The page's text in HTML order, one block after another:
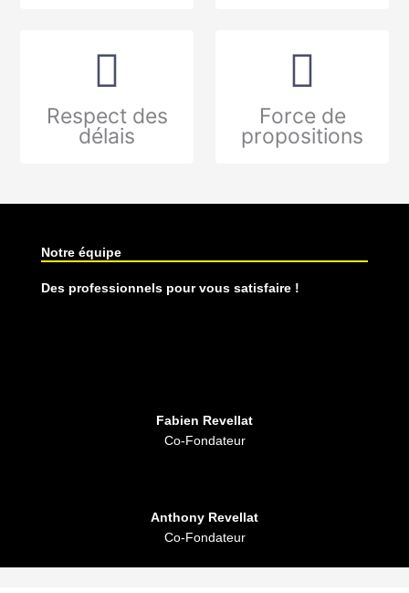
Respect des
délais
Force de
propositions
Notre équipe
Des professionnels pour vous satisfaire !
Fabien Revellat
Co-Fondateur
Anthony Revellat
Co-Fondateur